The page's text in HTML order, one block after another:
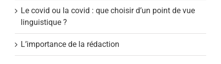
Le covid ou la covid : que choisir d’un point de vue
linguistique ?
L’importance de la rédaction